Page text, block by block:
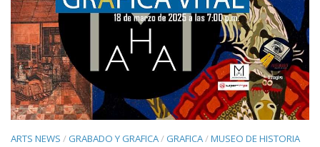
ARTS NEWS / GRABADO Y GRAFICA/ GRAFICA/MUSEO DE HISTORIA